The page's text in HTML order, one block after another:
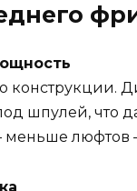
конструкции.
шпулей, что
люфтов